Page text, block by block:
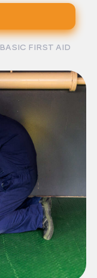
BASIC FIRST AID